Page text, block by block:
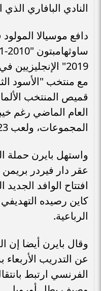
النادي البافاري الذي
دافع موسيالا
2019"
مع منتخب "الأسود
قميص المنتخب
العام الماضي رغم
المجموعات، ولعب 23 مباراة دولية وسجل هدفاً.
واستهل بايرن حملة
افتتاح الوافد
كاين رصيده
الرباعية.
وقال بايرن أيضا إن
عن التدريب
الفرنسي ارتبط